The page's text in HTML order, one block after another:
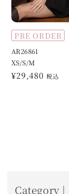
PRE ORDER
AR26861
XS/S/M
通
¥29,480 税込
Category |